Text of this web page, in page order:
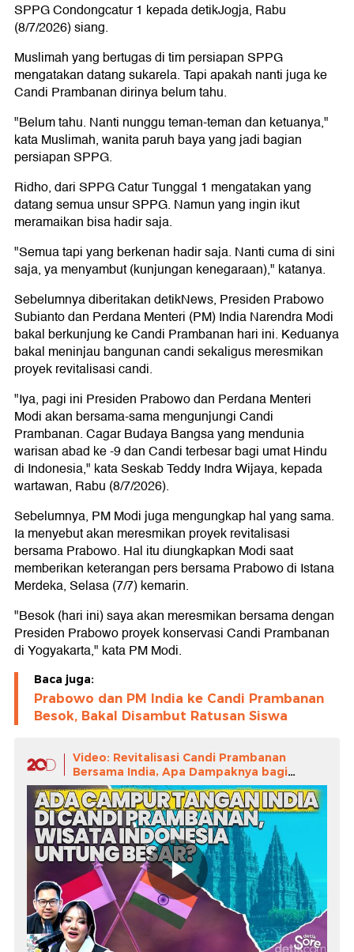
SPPG Condongcatur 1 kepada detikJogja, Rabu
(8/7/2026) siang.
Muslimah yang bertugas di tim persiapan SPPG
mengatakan datang sukarela. Tapi apakah nanti juga ke
Candi Prambanan dirinya belum tahu.
"Belum tahu. Nanti nunggu teman-teman dan ketuanya,"
kata Muslimah, wanita paruh baya yang jadi bagian
persiapan SPPG.
Ridho, dari SPPG Catur Tunggal 1 mengatakan yang
datang semua unsur SPPG. Namun yang ingin ikut
meramaikan bisa hadir saja.
"Semua tapi yang berkenan hadir saja. Nanti cuma di sini
saja, ya menyambut (kunjungan kenegaraan)," katanya.
Sebelumnya diberitakan detikNews, Presiden Prabowo
Subianto dan Perdana Menteri (PM) India Narendra Modi
bakal berkunjung ke Candi Prambanan hari ini. Keduanya
bakal meninjau bangunan candi sekaligus meresmikan
proyek revitalisasi candi.
"Iya, pagi ini Presiden Prabowo dan Perdana Menteri
Modi akan bersama-sama mengunjungi Candi
Prambanan. Cagar Budaya Bangsa yang mendunia
warisan abad ke -9 dan Candi terbesar bagi umat Hindu
di Indonesia," kata Seskab Teddy Indra Wijaya, kepada
wartawan, Rabu (8/7/2026).
Sebelumnya, PM Modi juga mengungkap hal yang sama.
Ia menyebut akan meresmikan proyek revitalisasi
bersama Prabowo. Hal itu diungkapkan Modi saat
memberikan keterangan pers bersama Prabowo di Istana
Merdeka, Selasa (7/7) kemarin.
"Besok (hari ini) saya akan meresmikan bersama dengan
Presiden Prabowo proyek konservasi Candi Prambanan
di Yogyakarta," kata PM Modi.
Baca juga:
Prabowo dan PM India ke Candi Prambanan
Besok, Bakal Disambut Ratusan Siswa
Video: Revitalisasi Candi Prambanan
Bersama India, Apa Dampaknya bagi
Pariwisata RI?